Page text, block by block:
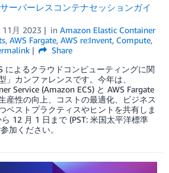
ーバーレスコンテナセッションガイ
11月 2023 in Amazon Elastic Container
, AWS Fargate, AWS re:Invent, Compute,
Share
によるクラウドコンピューティングに関
」カンファレンスです。今年は、
Service (Amazon ECS) と AWS Fargate
産性の向上、コストの最適化、ビジネス
ベストプラクティスやヒントを共有しま
12 月 1 日まで (PST: 米国太平洋標準
加ください。